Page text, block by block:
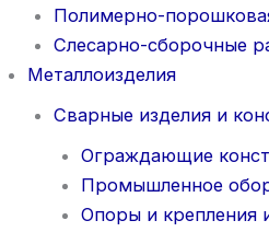
Полимерно-
Слесарно-сборочные
Металлоизделия
Сварные изделия и
Ограждающие
Промышленное
Опоры и крепления